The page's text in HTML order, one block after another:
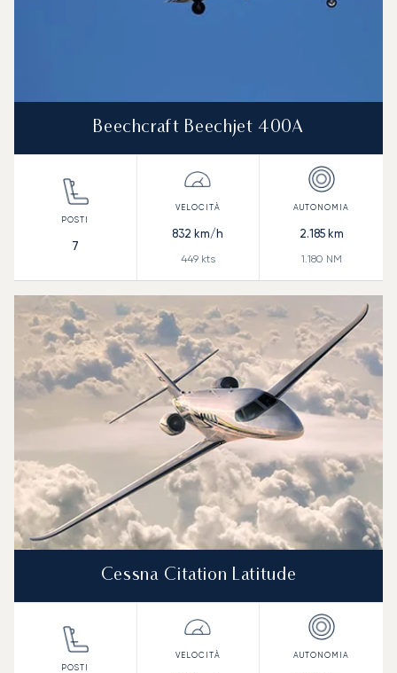
Beechcraft Beechjet 400A
7
832 km/h
449kts
2.185km
1.180 NM
Cessna Citation Latitude